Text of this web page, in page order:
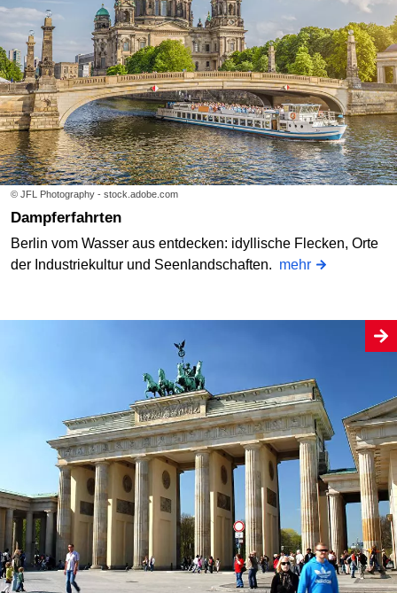
© JFL Photography - stock.adobe.com
Dampferfahrten
Berlin vom Wasser aus entdecken: idyllische Flecken, Orte
der Industriekultur und Seenlandschaften. mehr